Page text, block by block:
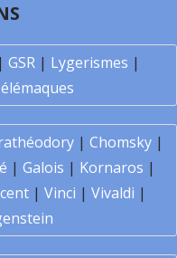
GSR| Lygerismes |
| Chomsky|
| Galois | Kornaros |
| Vinci | Vivaldi |